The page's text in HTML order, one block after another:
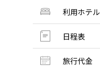
利用ホテル
日程表
旅行代金